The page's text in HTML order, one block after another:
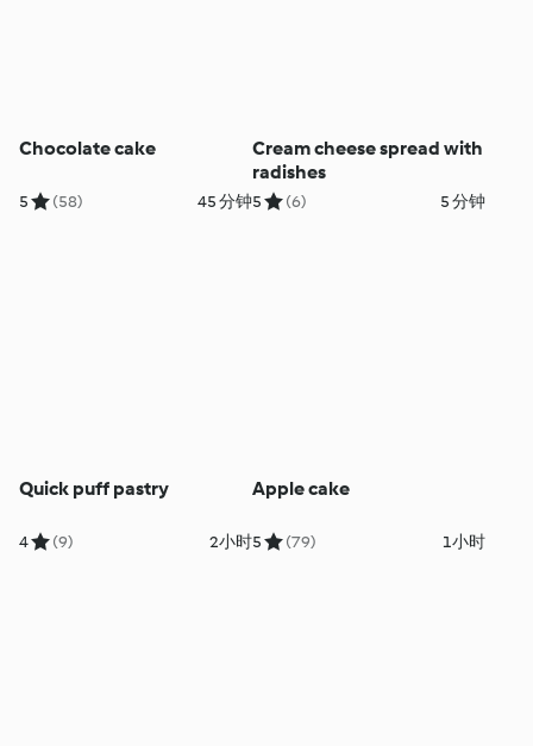
Chocolate cake
5 (58) 45 分钟
Cream cheese spread with
radishes
5 (6) 5 分钟
Quick puff pastry
4 (9) 2小时
Apple cake
5 (79) 1小时